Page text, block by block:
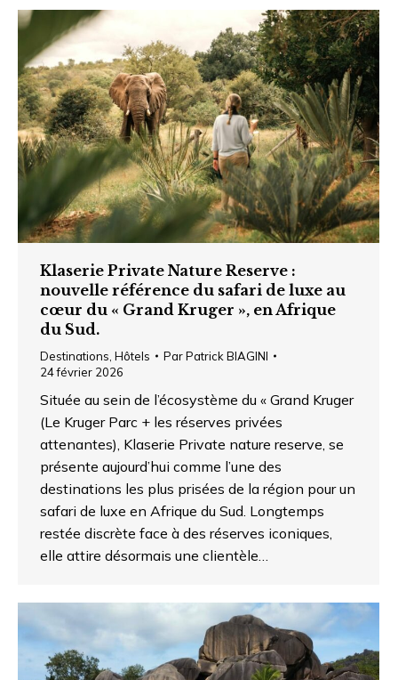
Klaserie Private Nature Reserve :
nouvelle référence du safari de luxe au
cœur du « Grand Kruger », en Afrique
du Sud.
Destinations, Hôtels ParPatrick BIAGINI
24 février 2026
Située au sein de l’écosystème du « Grand Kruger
(Le Kruger Parc + les réserves privées
attenantes), Klaserie Private nature reserve, se
présente aujourd’hui comme l’une des
destinations les plus prisées de la région pour un
safari de luxe en Afrique du Sud. Longtemps
restée discrète face à des réserves iconiques,
elle attire désormais une clientèle…